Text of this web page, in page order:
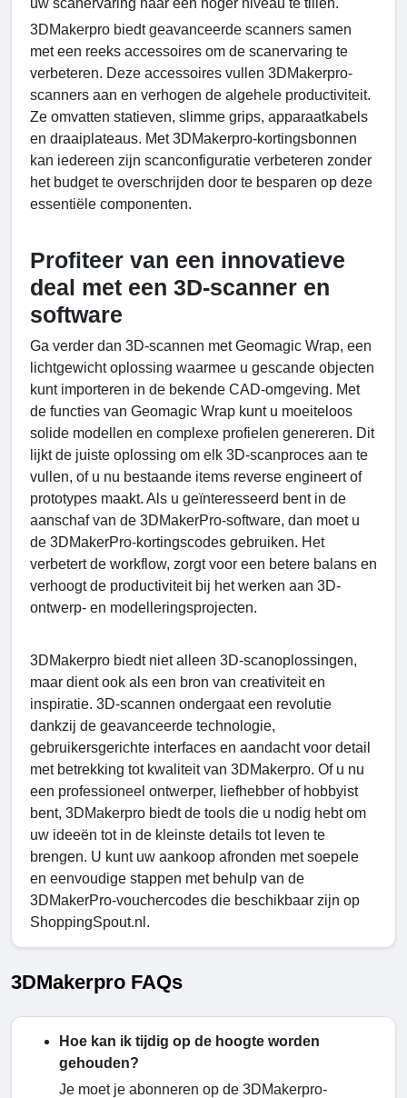
3DMakerpro biedt geavanceerde scanners samen
met een reeks accessoires om de scanervaring te
verbeteren. Deze accessoires vullen 3DMakerpro-
scanners aan en verhogen de algehele productiviteit.
Ze omvatten statieven, slimme grips, apparaatkabels
en draaiplateaus. Met 3DMakerpro-kortingsbonnen
kan iedereen zijn scanconfiguratie verbeteren zonder
het budget te overschrijden door te besparen op deze
essentiële componenten.
Profiteer van een innovatieve
deal met een 3D-scanner en
software
Ga verder dan 3D-scannen met Geomagic Wrap, een
lichtgewicht oplossing waarmee u gescande objecten
kunt importeren in de bekende CAD-omgeving. Met
de functies van Geomagic Wrap kunt u moeiteloos
solide modellen en complexe profielen genereren. Dit
lijkt de juiste oplossing om elk 3D-scanproces aan te
vullen, of u nu bestaande items reverse engineert of
prototypes maakt. Als u geïnteresseerd bent in de
aanschaf van de 3DMakerPro-software, dan moet u
de 3DMakerPro-kortingscodes gebruiken. Het
verbetert de workflow, zorgt voor een betere balans en
verhoogt de productiviteit bij het werken aan 3D-
ontwerp- en modelleringsprojecten.
3DMakerpro biedt niet alleen 3D-scanoplossingen,
maar dient ook als een bron van creativiteit en
inspiratie. 3D-scannen ondergaat een revolutie
dankzij de geavanceerde technologie,
gebruikersgerichte interfaces en aandacht voor detail
met betrekking tot kwaliteit van 3DMakerpro. Of u nu
een professioneel ontwerper, liefhebber of hobbyist
bent, 3DMakerpro biedt de tools die u nodig hebt om
uw ideeën tot in de kleinste details tot leven te
brengen. U kunt uw aankoop afronden met soepele
en eenvoudige stappen met behulp van de
3DMakerPro-vouchercodes die beschikbaar zijn op
ShoppingSpout.nl.
3DMakerpro FAQs
Hoe kan ik tijdig op de hoogte worden
gehouden?
Je moet je abonneren op de 3DMakerpro-